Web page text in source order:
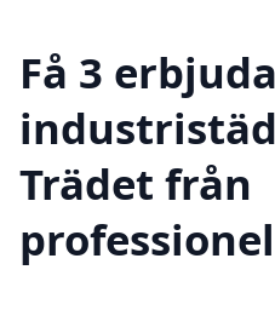
Få 3
Trädet från